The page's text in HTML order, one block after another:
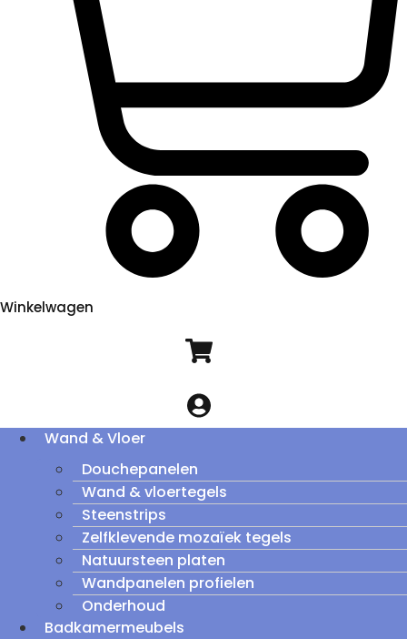
Winkelwagen
Wand & Vloer
Douchepanelen
Wand & vloertegels
Steenstrips
Zelfklevende mozaïek tegels
Natuursteen platen
Wandpanelen profielen
Onderhoud
Badkamermeubels